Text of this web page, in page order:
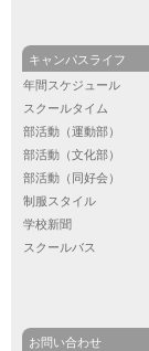
キャンパスライフ
年間スケジュール
スクールタイム
部活動（運動部）
部活動（文化部）
部活動（同好会）
制服スタイル
学校新聞
スクールバス
お問い合わせ